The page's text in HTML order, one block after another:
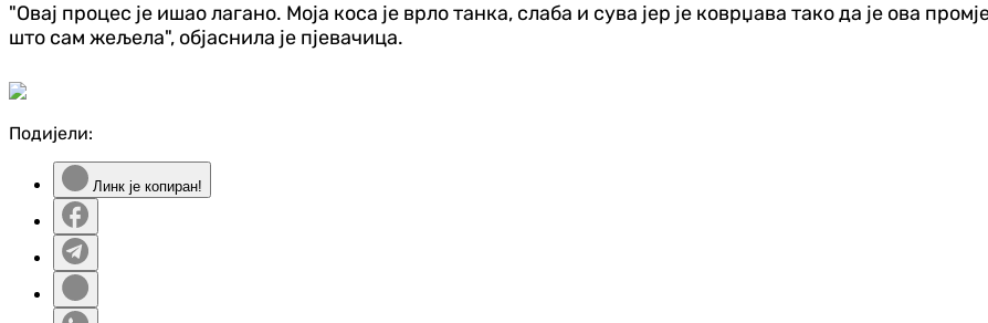
"Овај процес је ишао лагано. Моја коса је врло танка, слаба и сува јер је коврџава тако да је ова
што сам жељела", објаснила је пјевачица.
Подијели:
Линк је копиран!